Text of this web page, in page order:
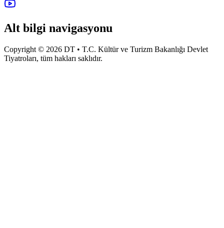
Alt bilgi navigasyonu
Copyright © 2026 DT • T.C. Kültür ve Turizm Bakanlığı Devlet
Tiyatroları, tüm hakları saklıdır.